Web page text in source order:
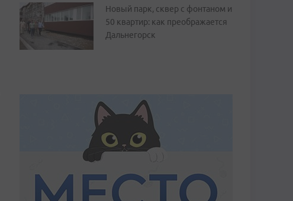
Новый парк, сквер с фонтаном и
50 квартир: как преображается
Дальнегорск